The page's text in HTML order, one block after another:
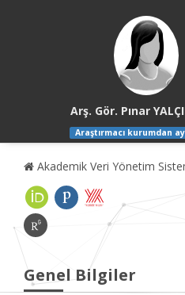
Arş. Gör. Pınar
Araştırmacı kurumdan
Akademik Veri Yönetim
Genel Bilgiler